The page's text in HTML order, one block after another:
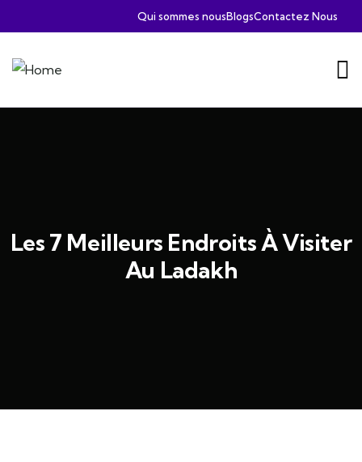
Qui sommes nousBlogsContactez Nous
Les 7 Meilleurs Endroits À Visiter
Au Ladakh